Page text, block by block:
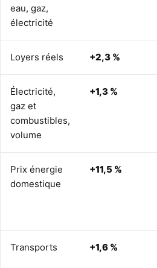
eau, gaz,
électricité
Loyers réels +2,3 %
Électricité,
gaz et
combustibles,
volume
+1,3 %
Prix énergie
domestique
+11,5 %
Transports +1,6 %